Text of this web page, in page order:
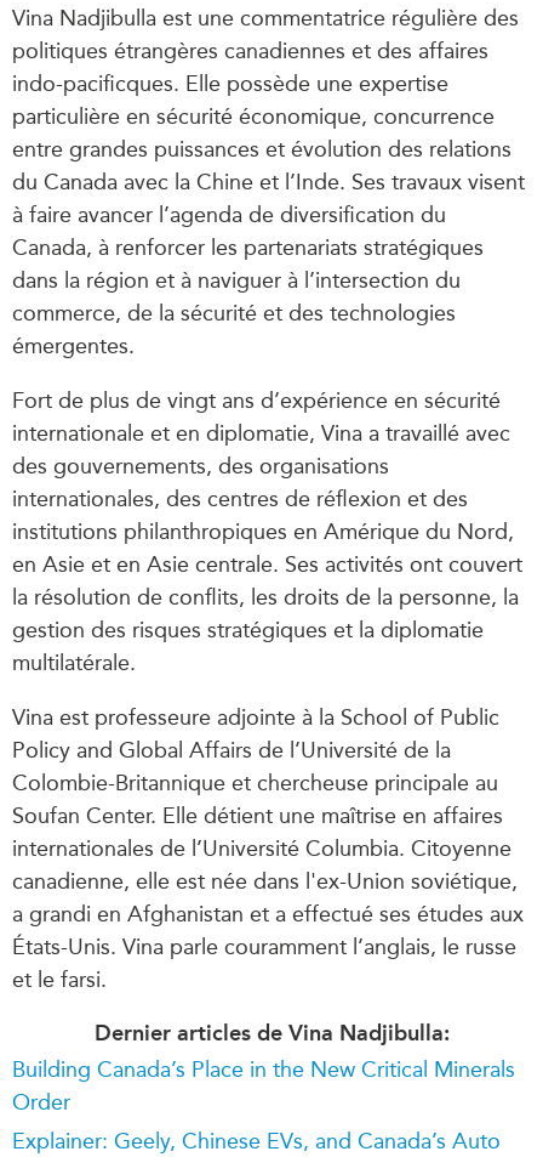
Vina Nadjibulla est une commentatrice régulière des
politiques étrangères canadiennes et des affaires
indo-pacificques. Elle possède une expertise
particulière en sécurité économique, concurrence
entre grandes puissances et évolution des relations
du Canada avec la Chine et l’Inde. Ses travaux visent
à faire avancer l’agenda de diversification du
Canada, à renforcer les partenariats stratégiques
dans la région et à naviguer à l’intersection du
commerce, de la sécurité et des technologies
émergentes.
Fort de plus de vingt ans d’expérience en sécurité
internationale et en diplomatie, Vina a travaillé avec
des gouvernements, des organisations
internationales, des centres de réflexion et des
institutions philanthropiques en Amérique du Nord,
en Asie et en Asie centrale. Ses activités ont couvert
la résolution de conflits, les droits de la personne, la
gestion des risques stratégiques et la diplomatie
multilatérale.
Vina est professeure adjointe à la School of Public
Policy and Global Affairs de l’Université de la
Colombie-Britannique et chercheuse principale au
Soufan Center. Elle détient une maîtrise en affaires
internationales de l’Université Columbia. Citoyenne
canadienne, elle est née dans l'ex-Union soviétique,
a grandi en Afghanistan et a effectué ses études aux
États-Unis. Vina parle couramment l’anglais, le russe
et le farsi.
Dernier articles de Vina Nadjibulla:
Building Canada’s Place in the New Critical Minerals
Order
Explainer: Geely, Chinese EVs, and Canada’s Auto